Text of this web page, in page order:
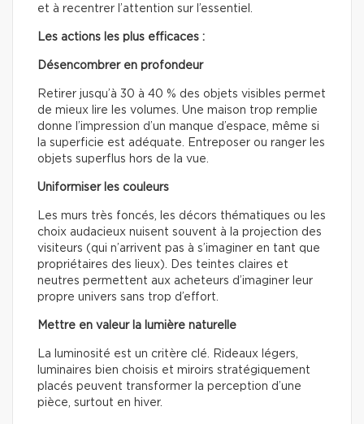
et à recentrer l’attention sur l’essentiel.
Les actions les plus efficaces :
Désencombrer en profondeur
Retirer jusqu’à 30 à 40 % des objets visibles permet
de mieux lire les volumes. Une maison trop remplie
donne l’impression d’un manque d’espace, même si
la superficie est adéquate. Entreposer ou ranger les
objets superflus hors de la vue.
Uniformiser les couleurs
Les murs très foncés, les décors thématiques ou les
choix audacieux nuisent souvent à la projection des
visiteurs (qui n’arrivent pas à s’imaginer en tant que
propriétaires des lieux). Des teintes claires et
neutres permettent aux acheteurs d’imaginer leur
propre univers sans trop d’effort.
Mettre en valeur la lumière naturelle
La luminosité est un critère clé. Rideaux légers,
luminaires bien choisis et miroirs stratégiquement
placés peuvent transformer la perception d’une
pièce, surtout en hiver.